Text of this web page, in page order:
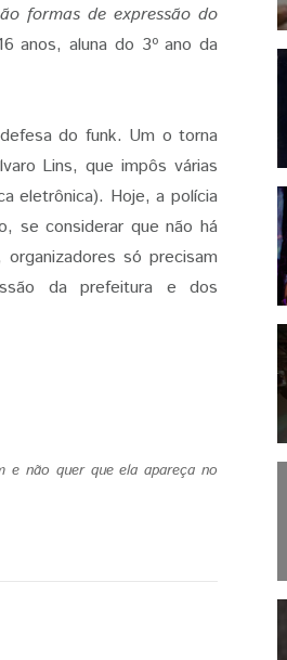
formas de expressão do
anos, aluna do 3º ano da
do funk. Um o torna
Lins, que impôs várias
eletrônica). Hoje, a polícia
se considerar que não há
só precisam
da prefeitura e dos
e não quer que ela apareça no